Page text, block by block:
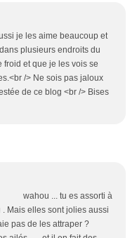
je les aime beaucoup et
plusieurs endroits du
et que je les vois se
/> Ne sois pas jaloux
de ce blog <br /> Bises
wahou ... tu es assorti à
Mais elles sont jolies aussi
pas de les attraper ?